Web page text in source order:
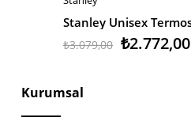
₺2.772,00
₺3.079,00
Kurumsal